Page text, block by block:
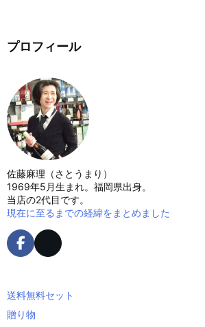
プロフィール
佐藤麻理（さとうまり）
1969年5月生まれ。福岡県出身。
当店の2代目です。
現在に至るまでの経緯をまとめました
送料無料セット
贈り物